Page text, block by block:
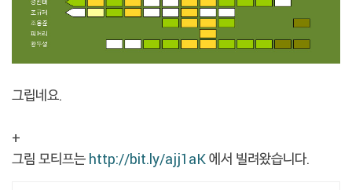
그립네요.
+
그림 모티프는 http://bit.ly/ajj1aK에서 빌려왔습니다.